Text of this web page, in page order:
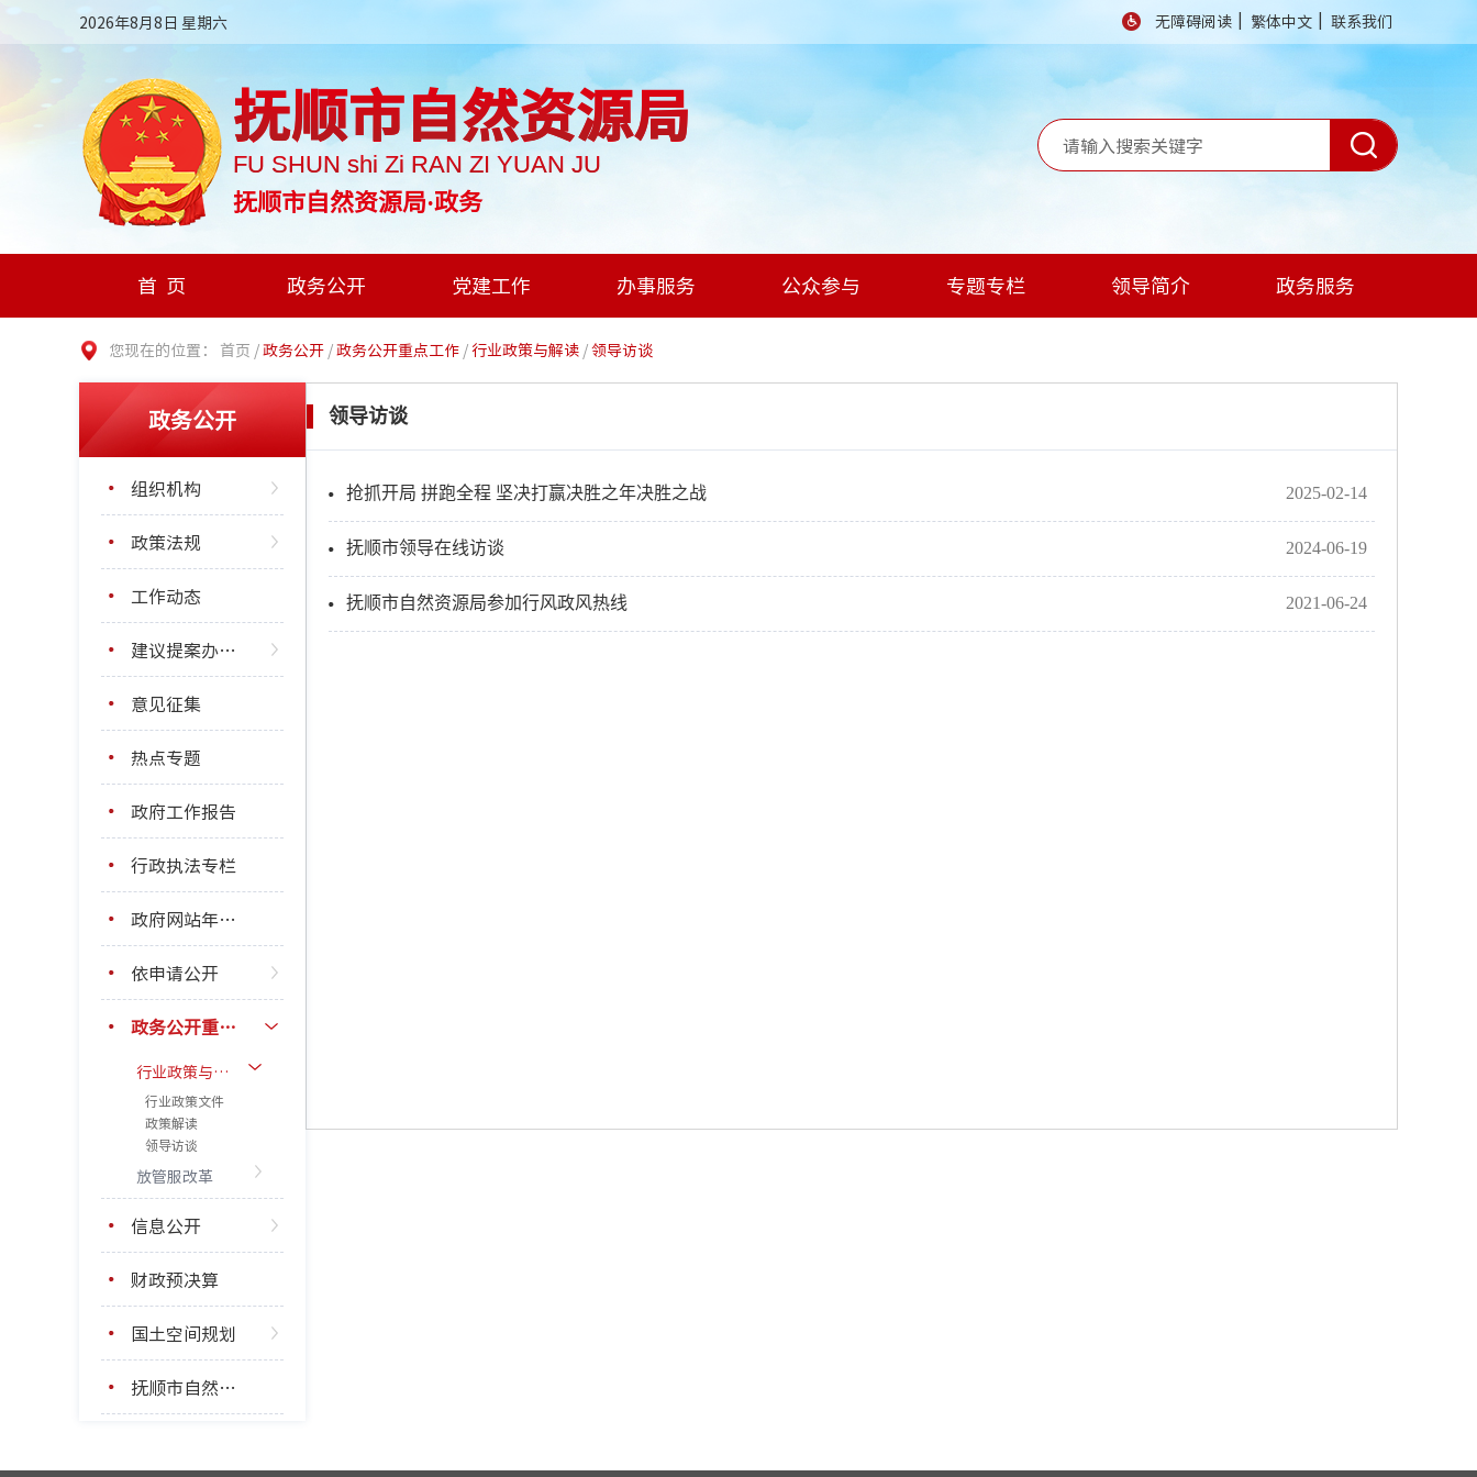
2026年8月8日 星期六 无障碍阅读 | 繁体中文 | 联系我们
抚顺市自然资源局
FU SHUN shi Zi RAN ZI YUAN JU
抚顺市自然资源局·政务
首页 政务公开 党建工作 办事服务 公众参与 专题专栏 领导简介 政务服务
您现在的位置： 首页 /政务公开 /政务公开重点工作 /行业政策与解读 /领导访谈
政务公开
组织机构
政策法规
工作动态
建议提案办理结果公开
意见征集
热点专题
政府工作报告
行政执法专栏
政府网站年度报表
依申请公开
政务公开重点工作
行业政策与解读
行业政策文件
政策解读
领导访谈
放管服改革
信息公开
财政预决算
国土空间规划
抚顺市自然资源局基层政务公开标准目录
领导访谈
抢抓开局 拼跑全程 坚决打赢决胜之年决胜之战 2025-02-14
抚顺市领导在线访谈 2024-06-19
抚顺市自然资源局参加行风政风热线 2021-06-24